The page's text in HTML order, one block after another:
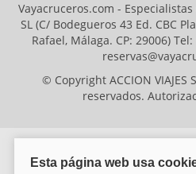
Vayacruceros.com -
SL (C/ Bodegueros 43 Ed. CBC
Rafael, Málaga. CP: 29006)
© Copyright ACCION VIAJES
reservados.